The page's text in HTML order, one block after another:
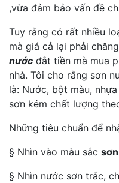
,vừa đảm bảo vấn đề
Tuy rằng có rất nhiều
mà giá cả lại phải
nước đắt tiền mà mua
nhà. Tôi cho rằng sơn
là: Nước, bột màu,
sơn kém chất lượng
Những tiêu chuẩn để
§ Nhìn vào màu sắc
§ Nhìn nước sơn trắc,